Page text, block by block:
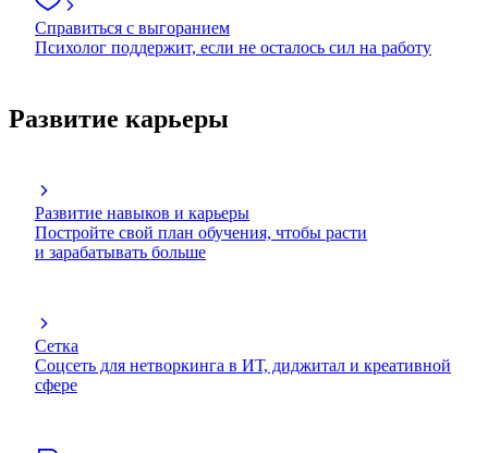
Справиться с выгоранием
Психолог поддержит, если не осталось сил на работу
Развитие карьеры
Развитие навыков и карьеры
Постройте свой план обучения, чтобы расти
и зарабатывать больше
Сетка
Соцсеть для нетворкинга в ИТ, диджитал и креативной
сфере